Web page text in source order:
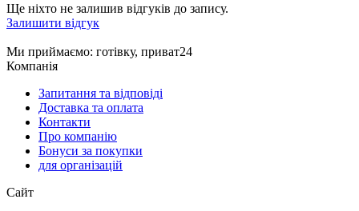
Ще ніхто не залишив відгуків до запису.
Залишити відгук
Ми приймаємо: готівку, приват24
Компанія
Запитання та відповіді
Доставка та оплата
Контакти
Про компанію
Бонуси за покупки
для організацій
Сайт